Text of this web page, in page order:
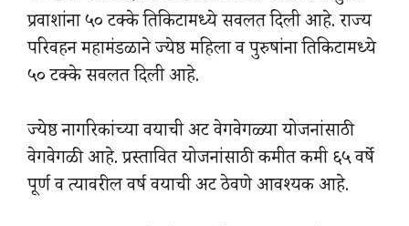
प्रवाशांना ५० टक्के तिकिटामध्ये सवलत दिली आहे. राज्य
परिवहन महामंडळाने ज्येष्ठ महिला व पुरुषांना तिकिटामध्ये
५० टक्के सवलत दिली आहे.
ज्येष्ठ नागरिकांच्या वयाची अट वेगवेगळ्या योजनांसाठी
वेगवेगळी आहे. प्रस्तावित योजनांसाठी कमीत कमी ६५ वर्षे
पूर्ण व त्यावरील वर्ष वयाची अट ठेवणे आवश्यक आहे.